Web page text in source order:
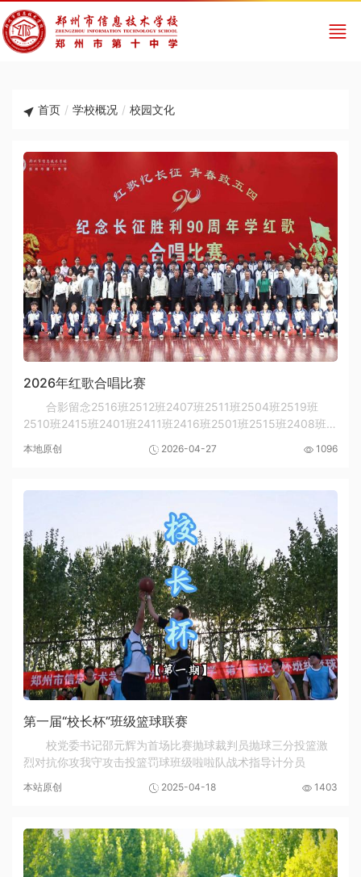
首页 / 学校概况 / 校园文化
2026年红歌合唱比赛
合影留念2516班2512班2407班2511班2504班2519班
2510班2415班2401班2411班2416班2501班2515班2408班
2509班2518班2402班2410班2508班2412班2417班2403班
本地原创 2026-04-27 1096
第一届“校长杯”班级篮球联赛
校党委书记邵元辉为首场比赛抛球裁判员抛球三分投篮激
烈对抗你攻我守攻击投篮罚球班级啦啦队战术指导计分员
本站原创 2025-04-18 1403